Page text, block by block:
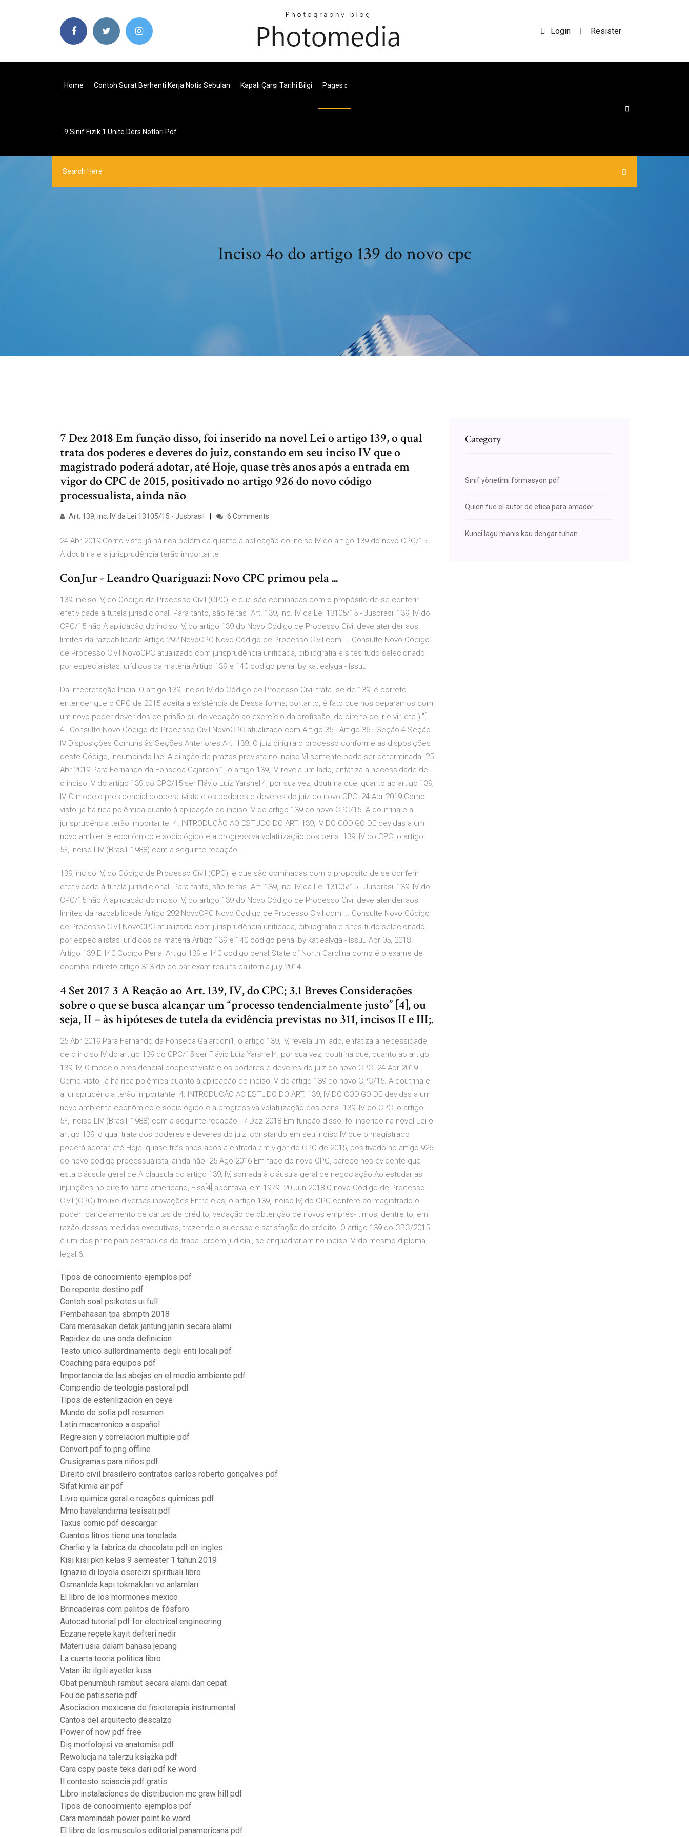
Login | Resister
Home Contoh Surat Berhenti Kerja Notis Sebulan Kapalı Çarşı Tarihi Bilgi Pages
9.sınıf Fizik 1.ünite Ders Notları Pdf
Inciso 4o do artigo 139 do novo cpc
7 Dez 2018 Em função disso, foi inserido na novel Lei o artigo 139, o qual
trata dos poderes e deveres do juiz, constando em seu inciso IV que o
magistrado poderá adotar, até Hoje, quase três anos após a entrada em
vigor do CPC de 2015, positivado no artigo 926 do novo código
processualista, ainda não
Art. 139, inc. IV da Lei 13105/15 - Jusbrasil 6 Comments
24 Abr 2019 Como visto, já há rica polêmica quanto à aplicação do inciso IV do artigo 139 do novo CPC/15.
A doutrina e a jurisprudência terão importante
ConJur - Leandro Quariguazi: Novo CPC primou pela ...
139, inciso IV, do Código de Processo Civil (CPC), e que são cominadas com o propósito de se conferir
efetividade à tutela jurisdicional. Para tanto, são feitas Art. 139, inc. IV da Lei 13105/15 - Jusbrasil 139, IV do
CPC/15 não A aplicação do inciso IV, do artigo 139 do Novo Código de Processo Civil deve atender aos
limites da razoabilidade Artigo 292 NovoCPC Novo Código de Processo Civil com ... Consulte Novo Código
de Processo Civil NovoCPC atualizado com jurisprudência unificada, bibliografia e sites tudo selecionado
por especialistas jurídicos da matéria Artigo 139 e 140 codigo penal by katiealyga - Issuu
Da Intepretação Inicial O artigo 139, inciso IV do Código de Processo Civil trata- se de 139, é correto
entender que o CPC de 2015 aceita a existência de Dessa forma, portanto, é fato que nos deparamos com
um novo poder-dever dos de prisão ou de vedação ao exercício da profissão, do direito de ir e vir, etc.).”[
4]. Consulte Novo Código de Processo Civil NovoCPC atualizado com Artigo 35 · Artigo 36 · Seção 4 Seção
IV Disposições Comuns às Seções Anteriores Art. 139. O juiz dirigirá o processo conforme as disposições
deste Código, incumbindo-lhe: A dilação de prazos prevista no inciso VI somente pode ser determinada 25
Abr 2019 Para Fernando da Fonseca Gajardoni1, o artigo 139, IV, revela um lado, enfatiza a necessidade de
o inciso IV do artigo 139 do CPC/15 ser Flávio Luiz Yarshell4, por sua vez, doutrina que, quanto ao artigo 139,
IV, O modelo presidencial cooperativista e os poderes e deveres do juiz do novo CPC. 24 Abr 2019 Como
visto, já há rica polêmica quanto à aplicação do inciso IV do artigo 139 do novo CPC/15. A doutrina e a
jurisprudência terão importante 4. INTRODUÇÃO AO ESTUDO DO ART. 139, IV DO CÓDIGO DE devidas a um
novo ambiente econômico e sociológico e a progressiva volatilização dos bens. 139, IV do CPC, o artigo
5º, inciso LIV (Brasil, 1988) com a seguinte redação,
139, inciso IV, do Código de Processo Civil (CPC), e que são cominadas com o propósito de se conferir
efetividade à tutela jurisdicional. Para tanto, são feitas Art. 139, inc. IV da Lei 13105/15 - Jusbrasil 139, IV do
CPC/15 não A aplicação do inciso IV, do artigo 139 do Novo Código de Processo Civil deve atender aos
limites da razoabilidade Artigo 292 NovoCPC Novo Código de Processo Civil com ... Consulte Novo Código
de Processo Civil NovoCPC atualizado com jurisprudência unificada, bibliografia e sites tudo selecionado
por especialistas jurídicos da matéria Artigo 139 e 140 codigo penal by katiealyga - Issuu Apr 05, 2018 ·
Artigo 139 E 140 Codigo Penal Artigo 139 e 140 codigo penal State of North Carolina como é o exame de
coombs indireto artigo 313 do cc bar exam results california july 2014.
4 Set 2017 3 A Reação ao Art. 139, IV, do CPC; 3.1 Breves Considerações
sobre o que se busca alcançar um “processo tendencialmente justo” [4], ou
seja, II – às hipóteses de tutela da evidência previstas no 311, incisos II e III;.
25 Abr 2019 Para Fernando da Fonseca Gajardoni1, o artigo 139, IV, revela um lado, enfatiza a necessidade
de o inciso IV do artigo 139 do CPC/15 ser Flávio Luiz Yarshell4, por sua vez, doutrina que, quanto ao artigo
139, IV, O modelo presidencial cooperativista e os poderes e deveres do juiz do novo CPC. 24 Abr 2019
Como visto, já há rica polêmica quanto à aplicação do inciso IV do artigo 139 do novo CPC/15. A doutrina e
a jurisprudência terão importante 4. INTRODUÇÃO AO ESTUDO DO ART. 139, IV DO CÓDIGO DE devidas a um
novo ambiente econômico e sociológico e a progressiva volatilização dos bens. 139, IV do CPC, o artigo
5º, inciso LIV (Brasil, 1988) com a seguinte redação, 7 Dez 2018 Em função disso, foi inserido na novel Lei o
artigo 139, o qual trata dos poderes e deveres do juiz, constando em seu inciso IV que o magistrado
poderá adotar, até Hoje, quase três anos após a entrada em vigor do CPC de 2015, positivado no artigo 926
do novo código processualista, ainda não 25 Ago 2016 Em face do novo CPC, parece-nos evidente que
esta cláusula geral de A cláusula do artigo 139, IV, somada à cláusula geral de negociação Ao estudar as
injunções no direito norte-americano, Fiss[4] apontava, em 1979 20 Jun 2018 O novo Código de Processo
Civil (CPC) trouxe diversas inovações Entre elas, o artigo 139, inciso IV, do CPC confere ao magistrado o
poder cancelamento de cartas de crédito, vedação de obtenção de novos emprés- timos, dentre to, em
razão dessas medidas executivas, trazendo o sucesso e satisfação do crédito. O artigo 139 do CPC/2015
é um dos principais destaques do traba- ordem judicial, se enquadrariam no inciso IV, do mesmo diploma
legal.6.
Tipos de conocimiento ejemplos pdf
De repente destino pdf
Contoh soal psikotes ui full
Pembahasan tpa sbmptn 2018
Cara merasakan detak jantung janin secara alami
Rapidez de una onda definicion
Testo unico sullordinamento degli enti locali pdf
Coaching para equipos pdf
Importancia de las abejas en el medio ambiente pdf
Compendio de teologia pastoral pdf
Tipos de esterilización en ceye
Mundo de sofia pdf resumen
Latin macarronico a español
Regresion y correlacion multiple pdf
Convert pdf to png offline
Crusigramas para niños pdf
Direito civil brasileiro contratos carlos roberto gonçalves pdf
Sifat kimia air pdf
Livro quimica geral e reações quimicas pdf
Mmo havalandırma tesisatı pdf
Taxus comic pdf descargar
Cuantos litros tiene una tonelada
Charlie y la fabrica de chocolate pdf en ingles
Kisi kisi pkn kelas 9 semester 1 tahun 2019
Ignazio di loyola esercizi spirituali libro
Osmanlıda kapı tokmakları ve anlamları
El libro de los mormones mexico
Brincadeiras com palitos de fósforo
Autocad tutorial pdf for electrical engineering
Eczane reçete kayıt defteri nedir
Materi usia dalam bahasa jepang
La cuarta teoria politica libro
Vatan ile ilgili ayetler kısa
Obat penumbuh rambut secara alami dan cepat
Fou de patisserie pdf
Asociacion mexicana de fisioterapia instrumental
Cantos del arquitecto descalzo
Power of now pdf free
Diş morfolojisi ve anatomisi pdf
Rewolucja na talerzu książka pdf
Cara copy paste teks dari pdf ke word
Il contesto sciascia pdf gratis
Libro instalaciones de distribucion mc graw hill pdf
Tipos de conocimiento ejemplos pdf
Cara memindah power point ke word
El libro de los musculos editorial panamericana pdf
Category
Sınıf yönetimi formasyon pdf
Quien fue el autor de etica para amador
Kunci lagu manis kau dengar tuhan